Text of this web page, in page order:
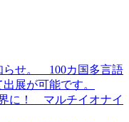
らせ。 100カ国多言語
展が可能です。
に！ マルチイオナイ